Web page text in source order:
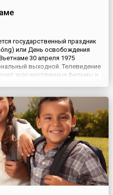
государственный праздник
или День освобождения
30 апреля 1975
выходной. Телевидение
художественные фильмы и